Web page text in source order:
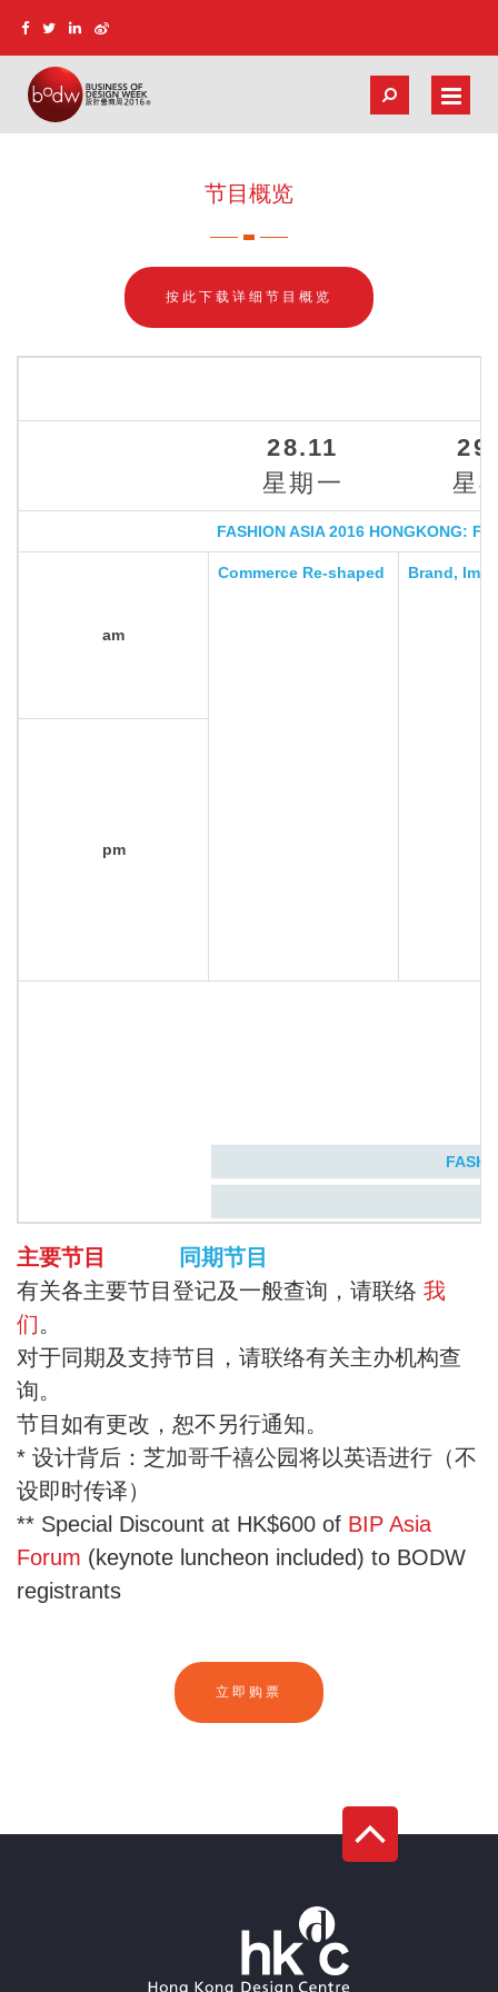
节目概览
按此下载详细节目概览
28.11
星期一
星
FASHION ASIA 2016 HONGKONG:
am
Commerce Re-shaped Brand,
pm
主要节目
同期节目
有关各主要节目登记及一般查询，请联络 我
们。
对于同期及支持节目，请联络有关主办机构查
询。
节目如有更改，恕不另行通知。
* 设计背后：芝加哥千禧公园将以英语进行（不
设即时传译）
** Special Discount at HK$600 of BIP Asia
Forum (keynote luncheon included) to BODW
registrants
立即购票